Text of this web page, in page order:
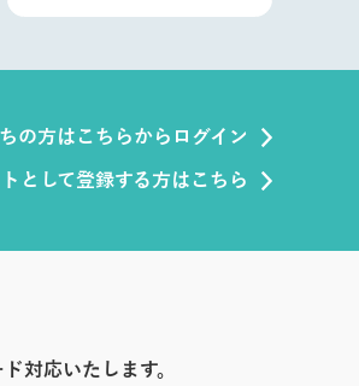
の方はこちらからログイン
として登録する方はこちら
対応いたします。